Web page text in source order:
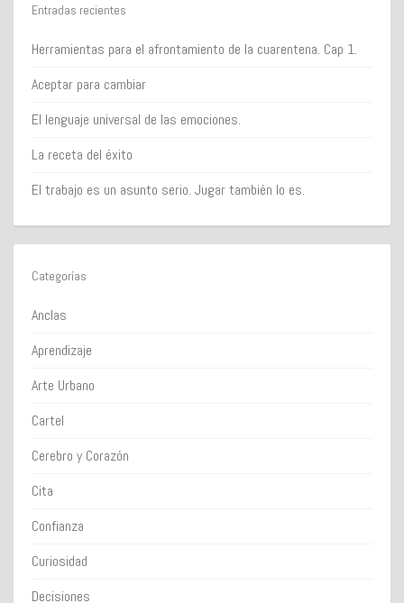
Entradas recientes
Herramientas para el afrontamiento de la cuarentena. Cap 1.
Aceptar para cambiar
El lenguaje universal de las emociones.
La receta del éxito
El trabajo es un asunto serio. Jugar también lo es.
Categorías
Anclas
Aprendizaje
Arte Urbano
Cartel
Cerebro y Corazón
Cita
Confianza
Curiosidad
Decisiones